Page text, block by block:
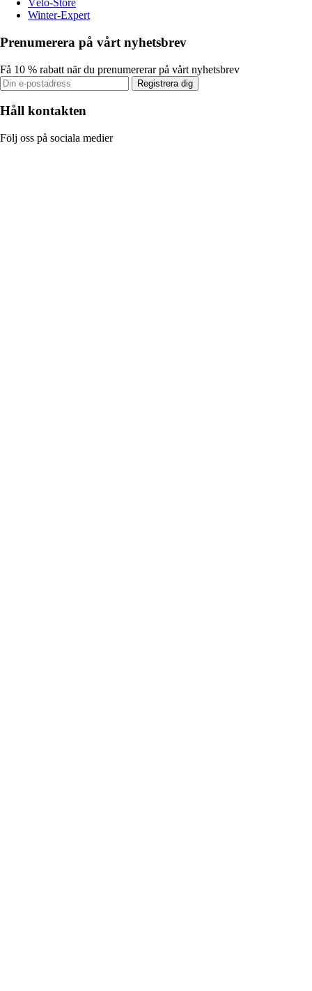
Vélo-Store
Winter-Expert
Prenumerera på vårt nyhetsbrev
Få 10 % rabatt när du prenumererar på vårt nyhetsbrev
Registrera dig
Håll kontakten
Följ oss på sociala medier